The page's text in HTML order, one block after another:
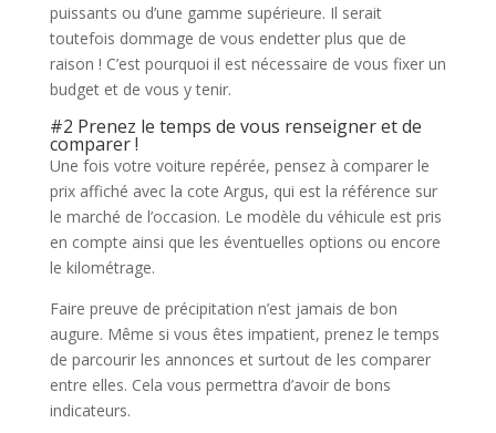
puissants ou d’une gamme supérieure. Il serait
toutefois dommage de vous endetter plus que de
raison ! C’est pourquoi il est nécessaire de vous fixer un
budget et de vous y tenir.
#2 Prenez le temps de vous renseigner et de
comparer !
Une fois votre voiture repérée, pensez à comparer le
prix affiché avec la cote Argus, qui est la référence sur
le marché de l’occasion. Le modèle du véhicule est pris
en compte ainsi que les éventuelles options ou encore
le kilométrage.
Faire preuve de précipitation n’est jamais de bon
augure. Même si vous êtes impatient, prenez le temps
de parcourir les annonces et surtout de les comparer
entre elles. Cela vous permettra d’avoir de bons
indicateurs.